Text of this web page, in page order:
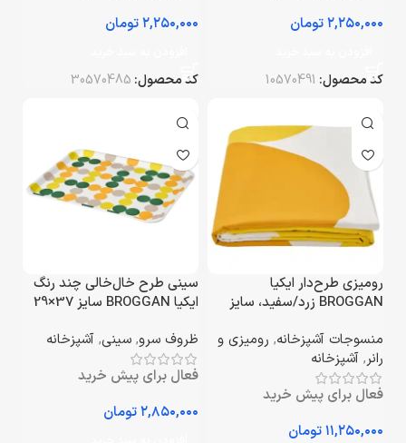
تومان
کد محصول: 10570491
تومان
کد محصول: 30570485
رومیزی طرح‌دار ایکیا
BROGGAN زرد/سفید، سایز
منسوجات آشپزخانه, رومیزی و
رانر, آشپزخانه
فعال برای پیش خرید
تومان
سینی طرح خال‌خالی چند رنگ
ایکیا BROGGAN سایز 37×29
ظروف سرو, سینی, آشپزخانه
فعال برای پیش خرید
تومان